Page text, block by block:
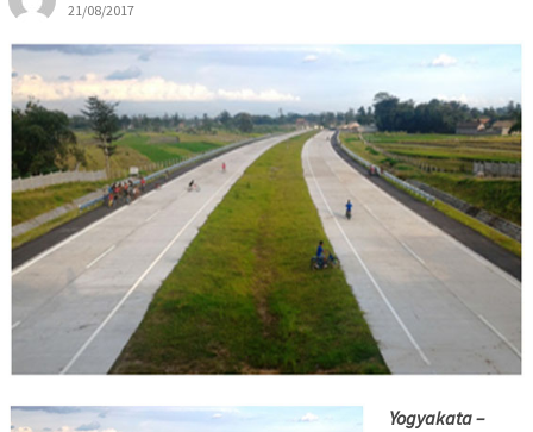
21/08/2017
Yogyakata –